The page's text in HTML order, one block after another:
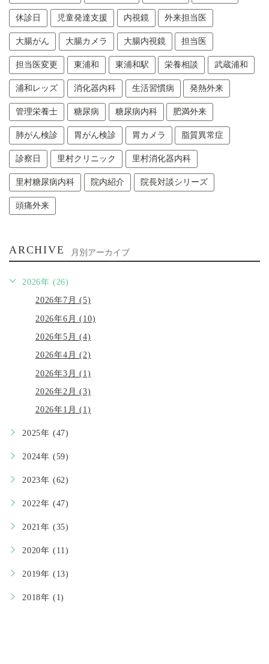
休診日 児童発達支援 内視鏡 外来担当医
大腸がん 大腸カメラ 大腸内視鏡 担当医
担当医変更 東浦和 東浦和駅 栄養相談 武蔵浦和
浦和レッズ 消化器内科 生活習慣病 発熱外来
管理栄養士 糖尿病 糖尿病内科 肥満外来
肺がん検診 胃がん検診 胃カメラ 脂質異常症
診察日 里村クリニック 里村消化器内科
里村糖尿病内科 院内紹介 院長対談シリーズ
頭痛外来
ARCHIVE 月別アーカイブ
2026年 (26)
2026年7月 (5)
2026年6月 (10)
2026年5月 (4)
2026年4月 (2)
2026年3月 (1)
2026年2月 (3)
2026年1月 (1)
2025年 (47)
2024年 (59)
2023年 (62)
2022年 (47)
2021年 (35)
2020年 (11)
2019年 (13)
2018年 (1)